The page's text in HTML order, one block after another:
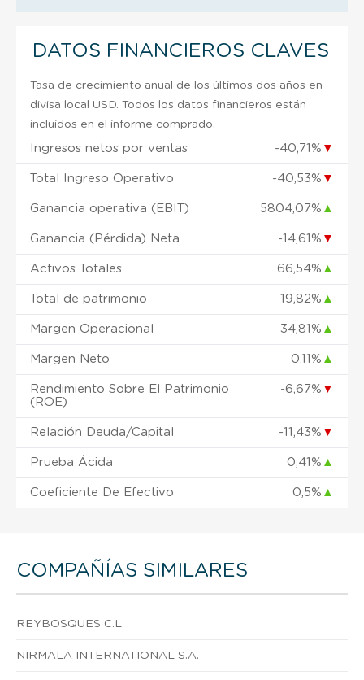
DATOS FINANCIEROS CLAVES
Tasa de crecimiento anual de los últimos dos años en
divisa local USD. Todos los datos financieros están
incluidos en el informe comprado.
Ingresos netos por ventas -40,71% ▼
Total Ingreso Operativo -40,53% ▼
Ganancia operativa (EBIT) 5804,07% ▲
Ganancia (Pérdida) Neta -14,61% ▼
Activos Totales 66,54% ▲
Total de patrimonio 19,82% ▲
Margen Operacional 34,81% ▲
Margen Neto 0,11% ▲
Rendimiento Sobre El Patrimonio
(ROE)
-6,67% ▼
Relación Deuda/Capital -11,43% ▼
Prueba Ácida 0,41% ▲
Coeficiente De Efectivo 0,5% ▲
COMPAÑÍAS SIMILARES
REYBOSQUES C.L.
NIRMALA INTERNATIONAL S.A.